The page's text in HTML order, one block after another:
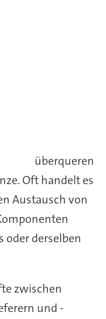
überqueren
Oft handelt es
Austausch von
oder derselben
zwischen
und -